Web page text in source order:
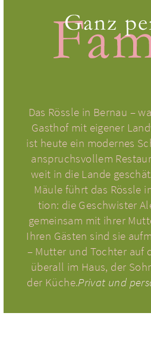
Das Rössle in Bernau –
Gasthof mit eigener
ist heute ein moder­nes
anspruchs­vol­lem
weit in die Lande
Mäule führt das Rössle
tion: die Geschwis­ter
gemein­sam mit ihrer
Ihren Gästen sind sie
– Mutter und Tochter auf
überall im Haus, der
der Küche.Privat und